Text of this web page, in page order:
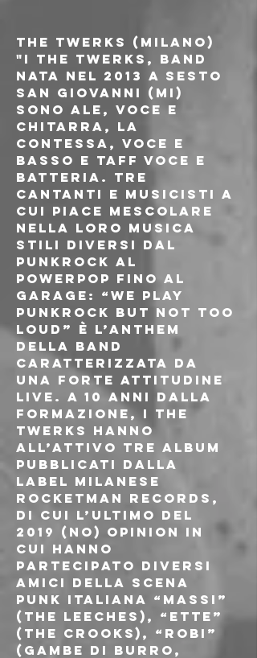
THE TWERKS (MILANO)
"I The Twerks, band
nata nel 2013 a Sesto
San Giovanni (Mi)
sono Ale, voce e
chitarra, La
Contessa, voce e
basso e TAFF voce e
batteria. Tre
cantanti e musicisti a
cui piace mescolare
nella loro musica
stili diversi dal
punkrock al
powerpop fino al
garage: “We play
punkrock but not too
loud” è l’anthem
della band
caratterizzata da
una forte attitudine
live. A 10 anni dalla
formazione, i The
Twerks hanno
all’attivo tre album
pubblicati dalla
label milanese
RocketMan records,
di cui l’ultimo del
2019 (No) Opinion in
cui hanno
partecipato diversi
amici della scena
punk italiana “Massi”
(The Leeches), “Ette”
(The Crooks), “Robi”
(Gambe di Burro,